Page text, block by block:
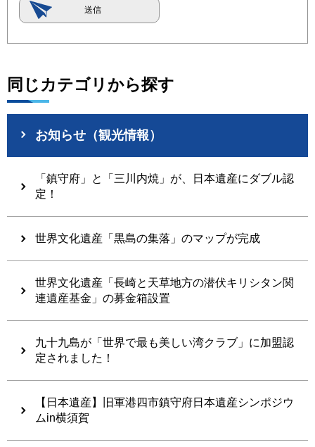
同じカテゴリから探す
お知らせ（観光情報）
「鎮守府」と「三川内焼」が、日本遺産にダブル認
定！
世界文化遺産「黒島の集落」のマップが完成
世界文化遺産「長崎と天草地方の潜伏キリシタン関
連遺産基金」の募金箱設置
九十九島が「世界で最も美しい湾クラブ」に加盟認
定されました！
【日本遺産】旧軍港四市鎮守府日本遺産シンポジウ
ムin横須賀